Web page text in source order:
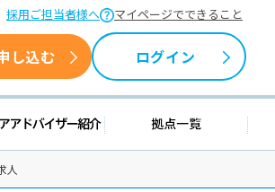
採用ご担当者様へ マイページでできること
し込む ログイン
情報 キャリアアドバイザー紹介拠点
人